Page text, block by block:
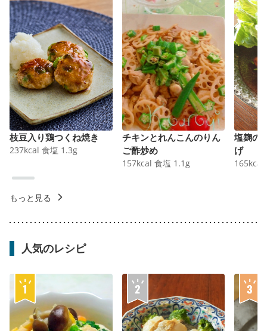
枝豆入り鶏つくね焼き
237kcal 食塩 1.3g
チキンとれんこんのりん
ご酢炒め
157kcal 食塩 1.1 g
塩麹の
げ
165kcal
もっと見る
人気のレシピ